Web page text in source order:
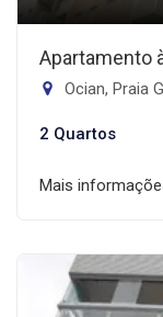
Apartamento
Ocian, Praia
2 Quartos
Mais